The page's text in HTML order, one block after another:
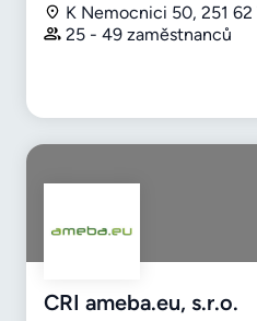
K Nemocnici 50, 251 62
25 - 49 zaměstnanců
CRI ameba.eu, s.r.o.